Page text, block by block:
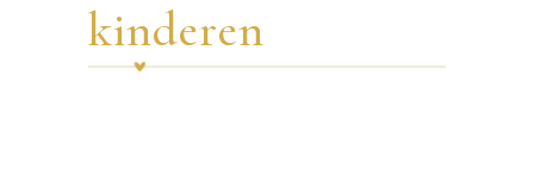
kinderen